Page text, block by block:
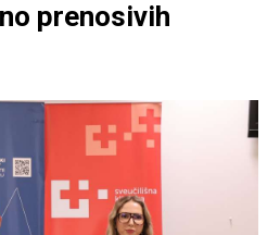
prenosivih